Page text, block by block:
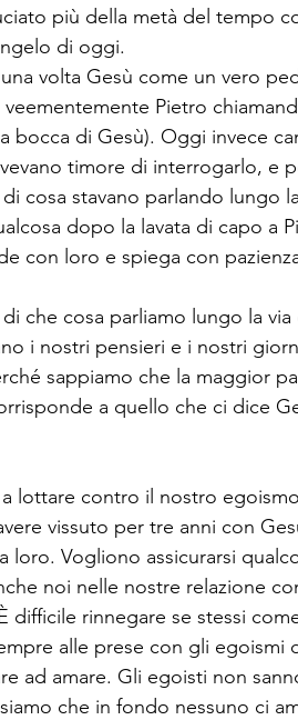
più della metà del tempo
di oggi.
volta Gesù come un vero
Pietro
bocca di Gesù). Oggi invece
timore di interrogarlo, e
cosa stavano parlando lungo
dopo la lavata di capo a
con loro e spiega con
che cosa parliamo lungo la via
i nostri pensieri e i nostri
sappiamo che la maggior
a quello che ci dice
lottare contro il nostro
vissuto per tre anni con
loro. Vogliono assicurarsi
noi nelle nostre relazione
rinnegare se stessi
alle prese con gli egoismi
ad amare. Gli egoisti non
che in fondo nessuno ci